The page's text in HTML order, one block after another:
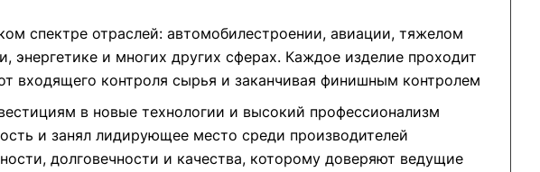
спектре отраслей: автомобилестроении, авиации, тяжелом
энергетике и многих других сферах. Каждое изделие проходит
входящего контроля сырья и заканчивая финишным контролем
в новые технологии и высокий профессионализм
и занял лидирующее место среди производителей
долговечности и качества, которому доверяют ведущие